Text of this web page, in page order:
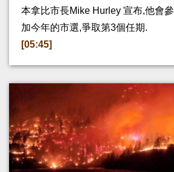
本拿比市長Mike Hurley 宣布,他會參
加今年的市選,爭取第3個任期.
[05:45]